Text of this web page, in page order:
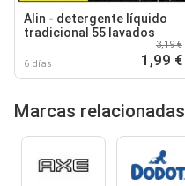
Alin - detergente líquido
tradicional 55 lavados
6 días
3,19 €
1,99 €
Marcas relacionadas